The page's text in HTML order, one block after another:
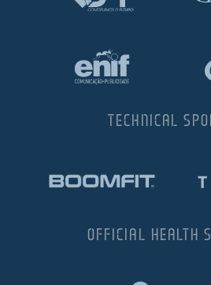
TECHNICAL
OFFICIAL HEALTH